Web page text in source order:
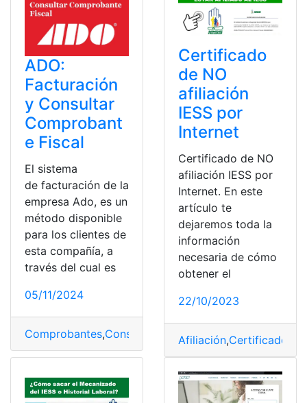
ADO:
Facturación
y Consultar
Comprobant
e Fiscal
El sistema
de facturación de la
empresa Ado, es un
método disponible
para los clientes de
esta compañía, a
través del cual es
05/11/2024
Comprobantes,Consulta Facturas Noticias
Certificado
de NO
afiliación
IESS por
Internet
Certificado de NO
afiliación IESS por
Internet. En este
artículo te
dejaremos toda la
información
necesaria de cómo
obtener el
22/10/2023
Afiliación,Certificado